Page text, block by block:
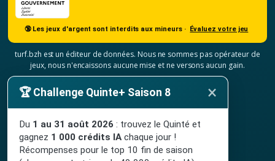
🔞 Les jeux d'argent sont interdits aux mineurs · Évaluez votre jeu
turf.bzh est un éditeur de données. Nous ne sommes pas opérateur de
jeux, nous n'encaissons aucune mise et ne versons aucun gain.
Mentions légales
Conditions générales de vente
À propos
Contact
Confidentialité
🏆 Challenge Quinte+ Saison 8 ×
Du 1 au 31 août 2026 : trouvez le Quinté et
gagnez 1 000 crédits IA chaque jour !
Récompenses pour le top 10 fin de saison